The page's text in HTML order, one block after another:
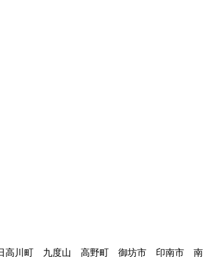
高川町 九度山 高野町 御坊市 印南市 南